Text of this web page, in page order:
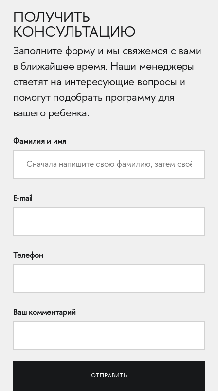
ПОЛУЧИТЬ
КОНСУЛЬТАЦИЮ
Заполните форму и мы свяжемся с вами
в ближайшее время. Наши менеджеры
ответят на интересующие вопросы и
помогут подобрать программу для
вашего ребенка.
Фамилия и имя
E-mail
Телефон
Ваш комментарий